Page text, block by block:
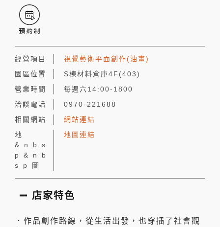
經營項目
視覺藝術平面創作(油畫)
園區位置
S棟材料倉庫4F(403)
營業時間
每週六14:00-1800
洽談電話
0970-221688
相關網站
網站連結
地
&nbs
p&nb
sp圖
地圖連結
店家特色
．作品創作路線，從生活出發，也穿插了社會觀